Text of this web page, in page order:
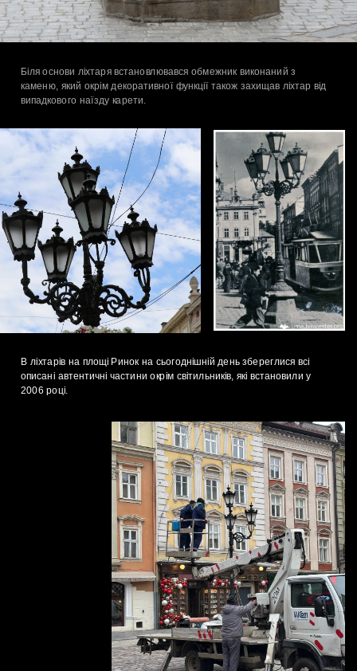
В ліхтарів на площі Ринок на сьогоднішній день збереглися всі
описані автентичні частини окрім світильників, які встановили у
Біля основи ліхтаря встановлювався обмежник виконаний з
каменю, який окрім декоративної функції також захищав ліхтар від